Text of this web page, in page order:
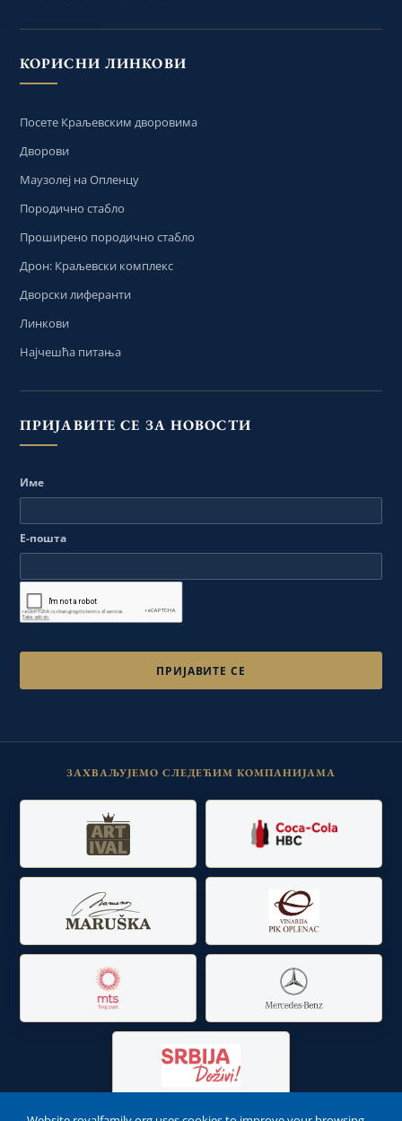
КОРИСНИ ЛИНКОВИ
Посете Краљевским дворовима
Дворови
Маузолеј на Опленцу
Породично стабло
Проширено породично стабло
Дрон: Краљевски комплекс
Дворски лиферанти
Линкови
Најчешћа питања
ПРИЈАВИТЕ СЕ ЗА НОВОСТИ
Име
Е-пошта
ЗАХВАЉУЈЕМО СЛЕДЕЋИМ КОМПАНИЈАМА